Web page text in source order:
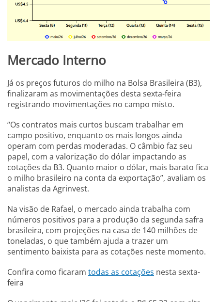
Mercado Interno
Já os preços futuros do milho na Bolsa Brasileira (B3),
finalizaram as movimentações desta sexta-feira
registrando movimentações no campo misto.
“Os contratos mais curtos buscam trabalhar em
campo positivo, enquanto os mais longos ainda
operam com perdas moderadas. O câmbio faz seu
papel, com a valorização do dólar impactando as
cotações da B3. Quanto maior o dólar, mais barato fica
o milho brasileiro na conta da exportação”, avaliam os
analistas da Agrinvest.
Na visão de Rafael, o mercado ainda trabalha com
números positivos para a produção da segunda safra
brasileira, com projeções na casa de 140 milhões de
toneladas, o que também ajuda a trazer um
sentimento baixista para as cotações neste momento.
Confira como ficaram todas as cotações nesta sexta-
feira